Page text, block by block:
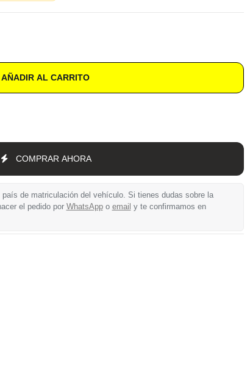
AÑADIR AL CARRITO
COMPRAR AHORA
de matriculación del vehículo. Si tienes dudas sobre la
el pedido por WhatsAppo email y te confirmamos en